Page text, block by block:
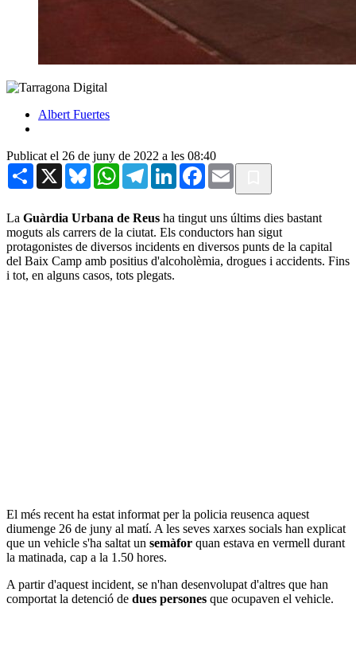
Albert Fuertes
Publicat el 26 de juny de 2022 a les 08:40
Share X BlueskyWhatsAppTelegramLinkedInFacebook
Email
La Guàrdia Urbana de Reus ha tingut uns últims dies bastant
moguts als carrers de la ciutat. Els conductors han sigut
protagonistes de diversos incidents en diversos punts de la capital
del Baix Camp amb positius d'alcoholèmia, drogues i accidents. Fins
i tot, en alguns casos, tots plegats.
El més recent ha estat informat per la policia reusenca aquest
diumenge 26 de juny al matí. A les seves xarxes socials han explicat
que un vehicle s'ha saltat un semàfor quan estava en vermell durant
la matinada, cap a la 1.50 hores.
A partir d'aquest incident, se n'han desenvolupat d'altres que han
comportat la detenció de dues persones que ocupaven el vehicle.